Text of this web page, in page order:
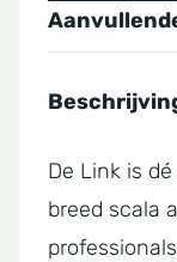
De Link is
breed scala